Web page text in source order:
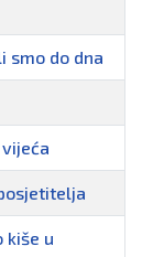
smo do dna
kiše u